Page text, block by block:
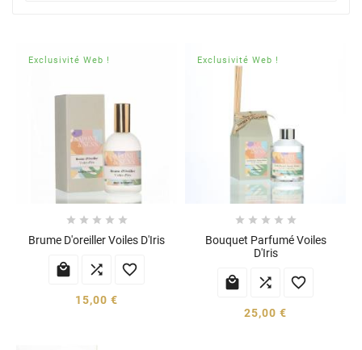
Exclusivité Web !
    
Brume D'oreiller Voiles D'Iris
  
15,00 €
Exclusivité Web !
    
Bouquet Parfumé Voiles
D'Iris
  
25,00 €